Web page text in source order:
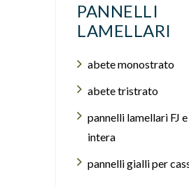
PANNELLI
LAMELLARI
abete monostrato
abete tristrato
pannelli lamellari FJ
intera
pannelli gialli per